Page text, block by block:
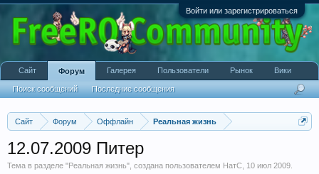
Войти или зарегистрироваться
Сайт Форум Оффлайн Реальная жизнь
12.07.2009 Питер
Тема в разделе "Реальная жизнь", создана пользователем НатС 10 июл 2009
Сайт Форум
Поиск сообщений Последние сообщения
Галерея Пользователи Рынок Вики